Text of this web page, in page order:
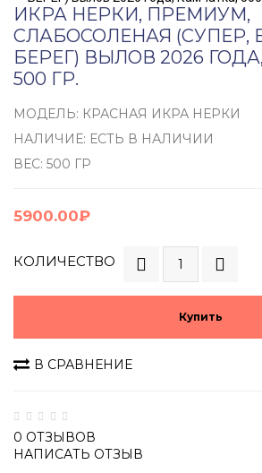
ИКРА НЕРКИ, ПРЕМИУМ,
СЛАБОСОЛЕНАЯ (СУПЕР,
БЕРЕГ) ВЫЛОВ 2026
500 ГР.
МОДЕЛЬ: КРАСНАЯ ИКРА НЕРКИ
НАЛИЧИЕ: ЕСТЬ В НАЛИЧИИ
ВЕС: 500 ГР
5900.00₽
КОЛИЧЕСТВО
Купить
В СРАВНЕНИЕ
0 ОТЗЫВОВ
НАПИСАТЬ ОТЗЫВ